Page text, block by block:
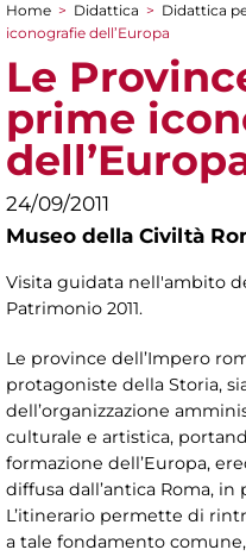
Tu sei qui
Home > Didattica > Didattica
iconografie dell’Europa
Le
prime
24/09/2011
Museo della Civiltà
Visita guidata nell'ambito
Patrimonio 2011.
Le province dell’Impero
protagoniste della Storia,
dell’organizzazione
culturale e artistica,
formazione dell’Europa,
diffusa dall’antica Roma,
L’itinerario permette di
a tale fondamento